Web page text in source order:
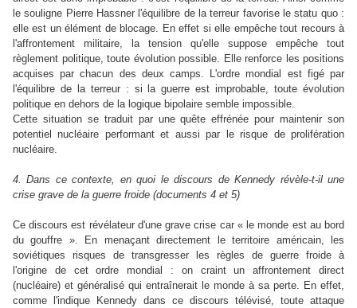
le souligne Pierre Hassner l'équilibre de la terreur favorise le statu quo :
elle est un élément de blocage. En effet si elle empêche tout recours à
l'affrontement militaire, la tension qu'elle suppose empêche tout
règlement politique, toute évolution possible. Elle renforce les positions
acquises par chacun des deux camps. L'ordre mondial est figé par
l'équilibre de la terreur : si la guerre est improbable, toute évolution
politique en dehors de la logique bipolaire semble impossible.
Cette situation se traduit par une quête effrénée pour maintenir son
potentiel nucléaire performant et aussi par le risque de prolifération
nucléaire.
4. Dans ce contexte, en quoi le discours de Kennedy révèle-t-il une
crise grave de la guerre froide (documents 4 et 5)
Ce discours est révélateur d'une grave crise car « le monde est au bord
du gouffre ». En menaçant directement le territoire américain, les
soviétiques risques de transgresser les règles de guerre froide à
l'origine de cet ordre mondial : on craint un affrontement direct
(nucléaire) et généralisé qui entraînerait le monde à sa perte. En effet,
comme l'indique Kennedy dans ce discours télévisé, toute attaque